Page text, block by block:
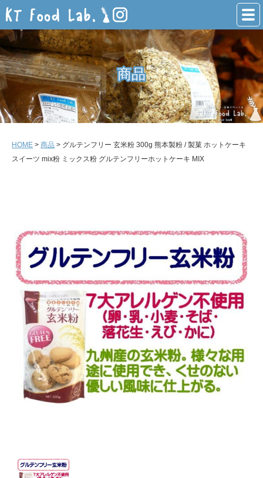
商品
商品
HOME > 商品 > グルテンフリー 玄米粉 300g 熊本製粉 / 製菓 ホットケーキ
スイーツ mix粉 ミックス粉 グルテンフリーホットケーキ MIX